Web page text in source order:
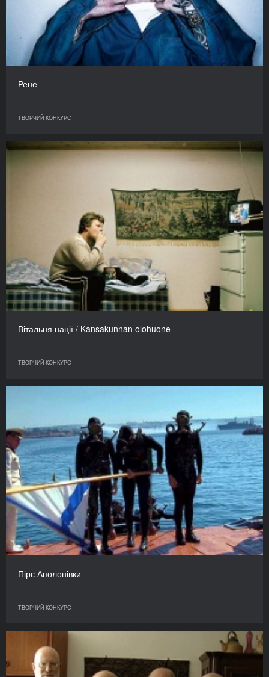
Рене
ТВОРЧИЙ КОНКУРС
Вітальня нації / Kansakunnan olohuone
ТВОРЧИЙ КОНКУРС
Пірс Аполонівки
ТВОРЧИЙ КОНКУРС